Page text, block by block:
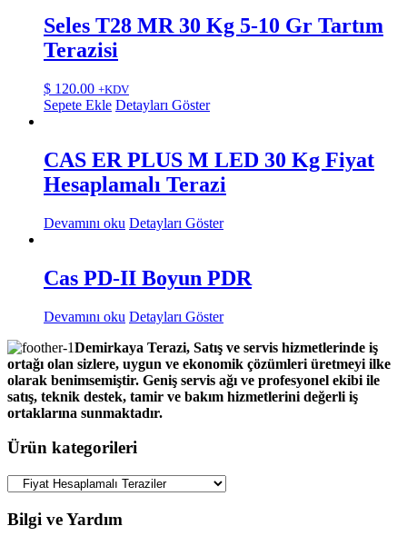
Seles T28 MR 30 Kg 5-10 Gr Tartım
Terazisi
$ 120.00 +KDV
Sepete Ekle Detayları Göster
CAS ER PLUS M LED 30 Kg Fiyat
Hesaplamalı Terazi
Devamını oku Detayları Göster
Cas PD-II Boyun PDR
Devamını oku Detayları Göster
Demirkaya Terazi, Satış ve servis hizmetlerinde iş
ortağı olan sizlere, uygun ve ekonomik çözümleri üretmeyi ilke
olarak benimsemiştir. Geniş servis ağı ve profesyonel ekibi ile
satış, teknik destek, tamir ve bakım hizmetlerini değerli iş
ortaklarına sunmaktadır.
Ürün kategorileri
Bilgi ve Yardım